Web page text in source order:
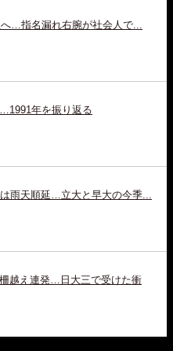
…指名漏れ右腕が社会人で...
年を振り返る
雨天順延…立大と早大の今季...
越え連発…日大三で受けた衝